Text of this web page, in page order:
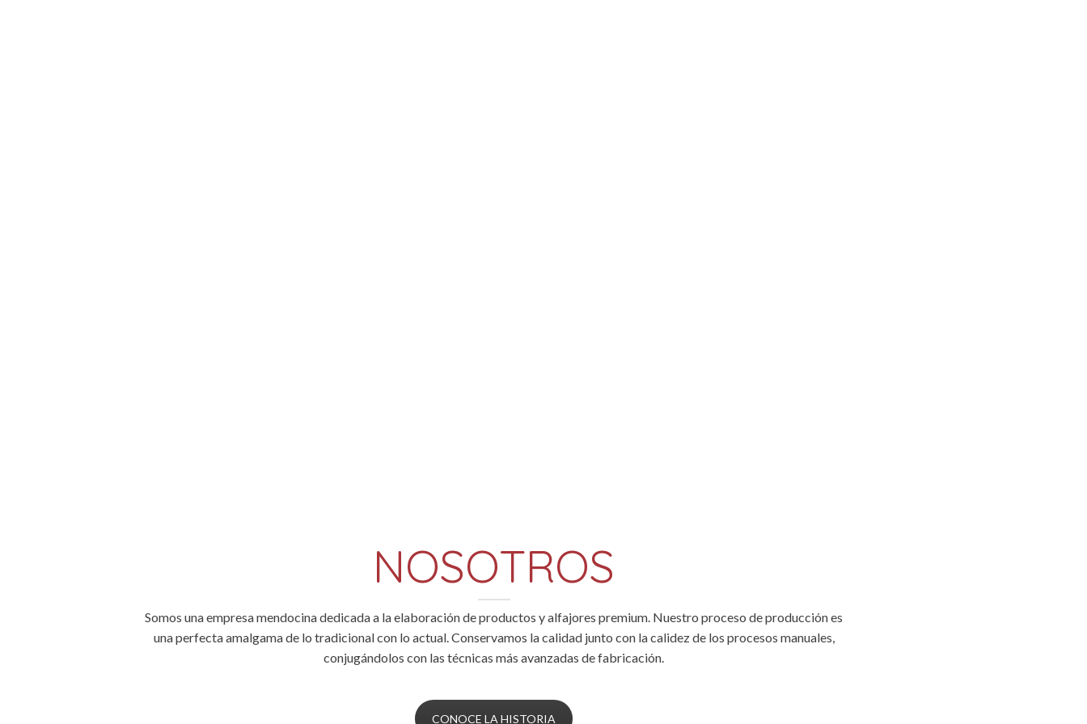
NOSOTROS
Somos una empresa mendocina dedicada a la elaboración de productos y alfajores premium. Nuestro proceso de producción es
una perfecta amalgama de lo tradicional con lo actual. Conservamos la calidad junto con la calidez de los procesos manuales,
conjugándolos con las técnicas más avanzadas de fabricación.
CONOCE LA HISTORIA